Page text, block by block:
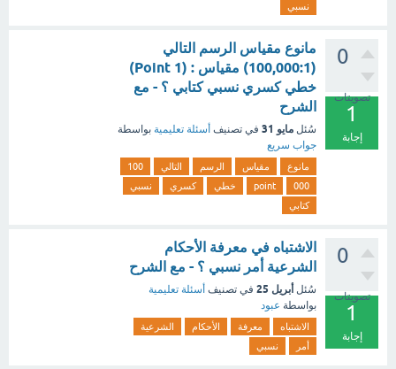
نسبي
0
تصويتات
1
إجابة
مانوع مقياس الرسم التالي
(100,000:1) مقياس : (1 Point)
خطي كسري نسبي كتابي ؟ - مع
الشرح
سُئل مايو 31 في تصنيف أسئلة تعليمية بواسطة
جواب سريع
مانوع مقياس الرسم التالي
100
000
point خطي كسري
نسبي
كتابي
0
تصويتات
1
إجابة
الاشتباه في معرفة الأحكام
الشرعية أمر نسبي ؟ - مع الشرح
سُئل أبريل 25 في تصنيف أسئلة تعليمية
بواسطة عبود
الاشتباه معرفة الأحكام
الشرعية
أمر
نسبي